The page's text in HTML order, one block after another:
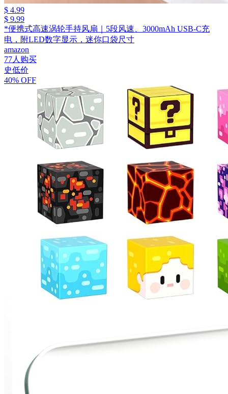
$ 4.99
$ 9.99
*便携式高速涡轮手持风扇｜5段风速、3000mAh USB-C充
电，附LED数字显示，迷你口袋尺寸
amazon
77人购买
史低价
40% OFF